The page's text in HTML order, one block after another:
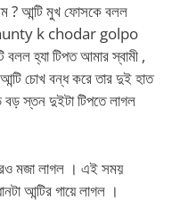
? আন্টি মুখ ফোসকে বলল
k chodar golpo
হ্যা টিপত আমার স্বামী ,
চোখ বন্ধ করে তার দুই হাত
বড় স্তন দুইটা টিপতে লাগল
মজা লাগল । এই সময়
আন্টির গায়ে লাগল ।